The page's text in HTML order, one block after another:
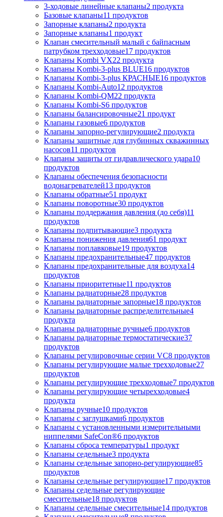
3-ходовые линейные клапаны2 продукта
Базовые клапаны11 продуктов
Запорные клапаны2 продукта
Запорные клапаны1 продукт
Клапан смесительный малый с байпасным
патрубком трехходовые17 продуктов
Клапаны Kombi VX22 продукта
Клапаны Kombi-3-plus BLUE16 продуктов
Клапаны Kombi-3-plus КРАСНЫЕ16 продуктов
Клапаны Kombi-Auto12 продуктов
Клапаны Kombi-QM22 продукта
Клапаны Kombi-S6 продуктов
Клапаны балансировочные21 продукт
Клапаны газовые6 продуктов
Клапаны запорно-регулирующие2 продукта
Клапаны защитные для глубинных скважинных
насосов11 продуктов
Клапаны защиты от гидравлического удара10
продуктов
Клапаны обеспечения безопасности
водонагревателей13 продуктов
Клапаны обратные51 продукт
Клапаны поворотные30 продуктов
Клапаны поддержания давления (до себя)11
продуктов
Клапаны подпитывающие3 продукта
Клапаны понижения давления61 продукт
Клапаны поплавковые19 продуктов
Клапаны предохранительные47 продуктов
Клапаны предохранительные для воздуха14
продуктов
Клапаны приоритетные11 продуктов
Клапаны радиаторные28 продуктов
Клапаны радиаторные запорные18 продуктов
Клапаны радиаторные распределительные4
продукта
Клапаны радиаторные ручные6 продуктов
Клапаны радиаторные термостатические37
продуктов
Клапаны регулировочные серии VC8 продуктов
Клапаны регулирующие малые трехходовые27
продуктов
Клапаны регулирующие трехходовые7 продуктов
Клапаны регулирующие четырехходовые4
продукта
Клапаны ручные10 продуктов
Клапаны с заглушками6 продуктов
Клапаны с установленными измерительными
ниппелями SafeCon®6 продуктов
Клапаны сброса температуры1 продукт
Клапаны седельные3 продукта
Клапаны седельные запорно-регулирующие85
продуктов
Клапаны седельные регулирующие17 продуктов
Клапаны седельные регулирующие
смесительные18 продуктов
Клапаны седельные смесительные14 продуктов